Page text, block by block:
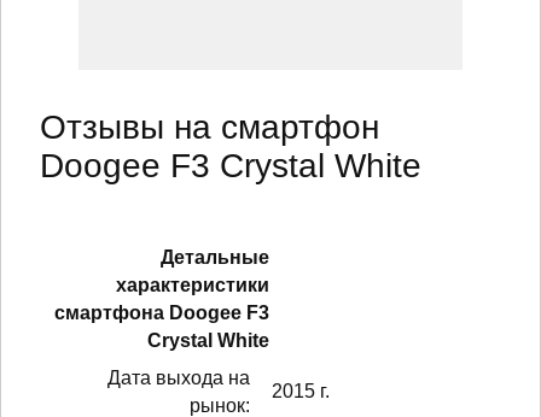
Отзывы на смартфон
Doogee F3 Crystal White
Детальные
характеристики
смартфонa Doogee F3
Crystal White
Дата выхода на
рынок:
2015 г.